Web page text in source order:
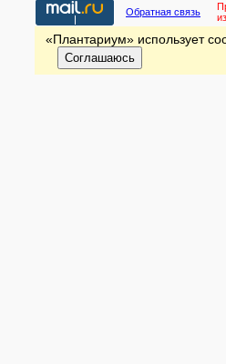
Обратная связь
«Плантариум» использует
Соглашаюсь